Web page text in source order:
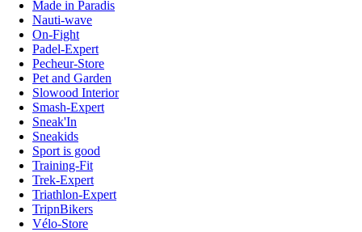
Made in Paradis
Nauti-wave
On-Fight
Padel-Expert
Pecheur-Store
Pet and Garden
Slowood Interior
Smash-Expert
Sneak'In
Sneakids
Sport is good
Training-Fit
Trek-Expert
Triathlon-Expert
TripnBikers
Vélo-Store